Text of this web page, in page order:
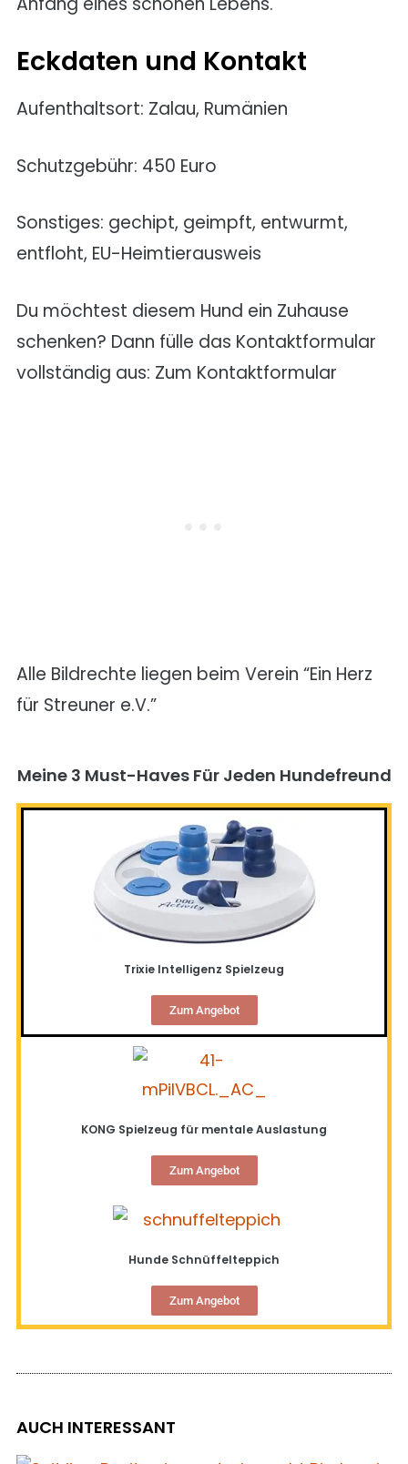
Eckdaten und Kontakt
Aufenthaltsort: Zalau, Rumänien
Schutzgebühr: 450 Euro
Sonstiges: gechipt, geimpft, entwurmt,
entfloht, EU-Heimtierausweis
Du möchtest diesem Hund ein Zuhause
schenken? Dann fülle das Kontaktformular
vollständig aus: Zum Kontaktformular
Alle Bildrechte liegen beim Verein “Ein Herz
für Streuner e.V.”
Meine 3 Must-Haves Für Jeden Hundefreund​
Trixie Intelligenz Spielzeug
Zum Angebot
KONG Spielzeug für mentale Auslastung
Zum Angebot
Hunde Schnüffelteppich
Zum Angebot
AUCH INTERESSANT